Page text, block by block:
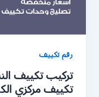
رقم تكييف
تكييف مركزي